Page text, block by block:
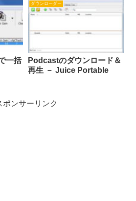
一括
ダウンローダー
Podcastのダウンロード＆
再生 － Juice Portable
ポンサーリンク